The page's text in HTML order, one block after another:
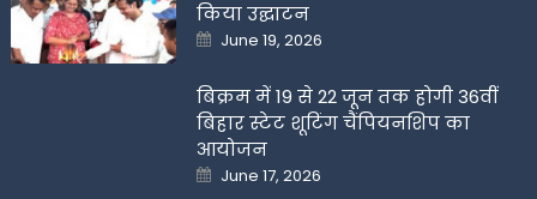
किया उद्घाटन
Posted
on
June 19, 2026
बिक्रम में 19 से 22 जून तक होगी 36वीं
बिहार स्टेट शूटिंग चैंपियनशिप का
आयोजन
Posted
on
June 17, 2026